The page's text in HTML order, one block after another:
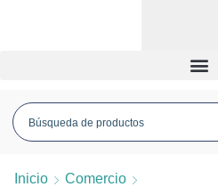
Inicio
Comercio